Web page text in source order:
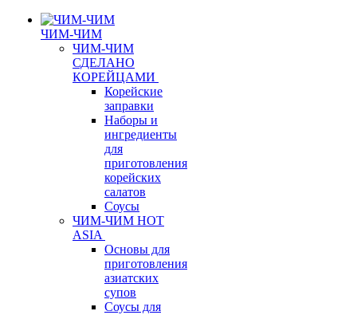
ЧИМ-ЧИМ
ЧИМ-ЧИМ
СДЕЛАНО
КОРЕЙЦАМИ
Корейские
заправки
Наборы и
ингредиенты
для
приготовления
корейских
салатов
Соусы
ЧИМ-ЧИМ HOT
ASIA
Основы для
приготовления
азиатских
супов
Соусы для